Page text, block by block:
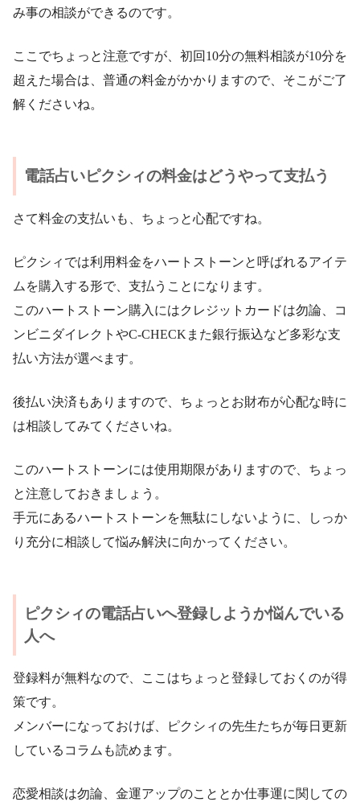
み事の相談ができるのです。
ここでちょっと注意ですが、初回10分の無料相談が10分を
超えた場合は、普通の料金がかかりますので、そこがご了
解くださいね。
電話占いピクシィの料金はどうやって支払う
さて料金の支払いも、ちょっと心配ですね。
ピクシィでは利用料金をハートストーンと呼ばれるアイテ
ムを購入する形で、支払うことになります。
このハートストーン購入にはクレジットカードは勿論、コ
ンビニダイレクトやC-CHECKまた銀行振込など多彩な支
払い方法が選べます。
後払い決済もありますので、ちょっとお財布が心配な時に
は相談してみてくださいね。
このハートストーンには使用期限がありますので、ちょっ
と注意しておきましょう。
手元にあるハートストーンを無駄にしないように、しっか
り充分に相談して悩み解決に向かってください。
ピクシィの電話占いへ登録しようか悩んでいる
人へ
登録料が無料なので、ここはちょっと登録しておくのが得
策です。
メンバーになっておけば、ピクシィの先生たちが毎日更新
しているコラムも読めます。
恋愛相談は勿論、金運アップのこととか仕事運に関しての